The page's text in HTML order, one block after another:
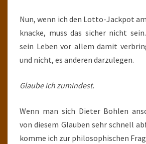
HAT
Nun, wenn ich den Lotto-Jackpot
knacke, muss das sicher nicht
sein Leben vor allem damit
und nicht, es anderen darzulegen.
Glaube ich zumindest.
Wenn man sich Dieter Bohlen
von diesem Glauben sehr schnell
komme ich zur philosophischen